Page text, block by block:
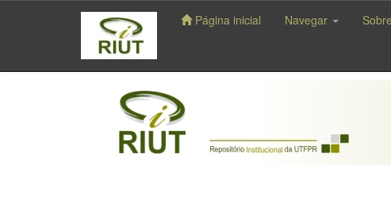
navigation
Página inicial Navegar